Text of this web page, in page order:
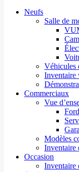
Neufs
Salle de
Véhicules
Inventaire
Commerciaux
Vue
Modèles
Inventaire
Occasion
Inventaire